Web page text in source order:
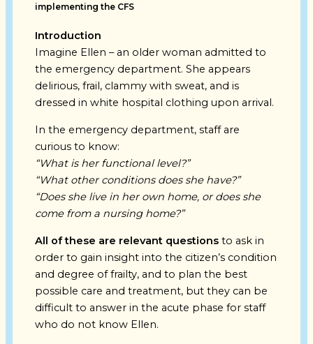
implementing the CFS
Introduction
Imagine Ellen – an older woman admitted to
the emergency department. She appears
delirious, frail, clammy with sweat, and is
dressed in white hospital clothing upon arrival.
In the emergency department, staff are
curious to know:
“What is her functional level?”
“What other conditions does she have?”
“Does she live in her own home, or does she
come from a nursing home?”
All of these are relevant questions to ask in
order to gain insight into the citizen’s condition
and degree of frailty, and to plan the best
possible care and treatment, but they can be
difficult to answer in the acute phase for staff
who do not know Ellen.